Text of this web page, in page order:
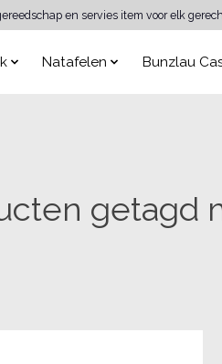
en servies item voor elk
Natafelen Bunzlau
getagd